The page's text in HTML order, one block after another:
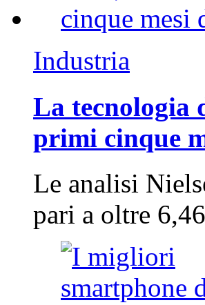
Industria
La tecnologia
primi cinque
Le analisi
pari a oltre